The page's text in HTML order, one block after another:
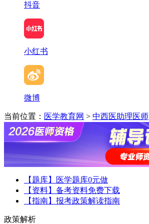
抖音
小红书
微博
当前位置： 医学教育网 > 中西医助理医师
【题库】医学题库0元做
【资料】备考资料免费下载
【指南】报考政策解读指南
政策解析